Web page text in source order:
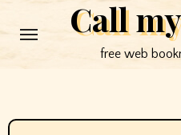
to
Call
free web